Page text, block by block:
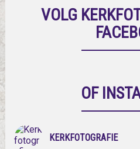
VOLG
OF
KERKFOTOGRAFIE